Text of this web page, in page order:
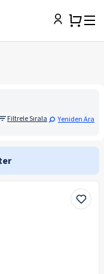
Filtrele Sırala Yeniden Ara